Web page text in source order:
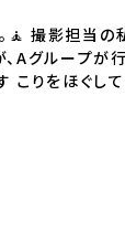
🧘 撮影担当の
Aグループが
りをほぐして